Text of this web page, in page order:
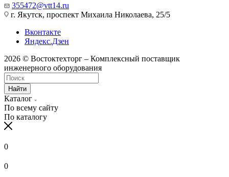
355472@vtt14.ru
г. Якутск, проспект Михаила Николаева, 25/5
Вконтакте
Яндекс.Дзен
2026 © Востоктехторг – Комплексный поставщик
инженерного оборудования
Найти
Каталог
По всему сайту
По каталогу
0
0